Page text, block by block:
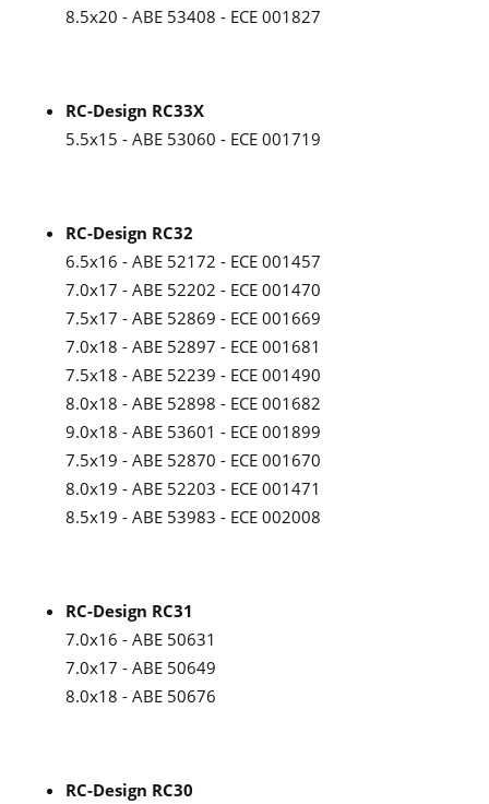
8.5x20 - ABE 53408 - ECE 001827
RC-Design RC33X
5.5x15 - ABE 53060 - ECE 001719
RC-Design RC32
6.5x16 - ABE 52172 - ECE 001457
7.0x17 - ABE 52202 - ECE 001470
7.5x17 - ABE 52869 - ECE 001669
7.0x18 - ABE 52897 - ECE 001681
7.5x18 - ABE 52239 - ECE 001490
8.0x18 - ABE 52898 - ECE 001682
9.0x18 - ABE 53601 - ECE 001899
7.5x19 - ABE 52870 - ECE 001670
8.0x19 - ABE 52203 - ECE 001471
8.5x19 - ABE 53983 - ECE 002008
RC-Design RC31
7.0x16 - ABE 50631
7.0x17 - ABE 50649
8.0x18 - ABE 50676
RC-Design RC30